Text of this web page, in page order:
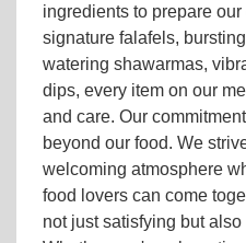
ingredients to prepare
signature falafels,
watering shawarmas,
dips, every item on our
and care. Our
beyond our food. We
welcoming atmosphere
food lovers can come
not just satisfying but